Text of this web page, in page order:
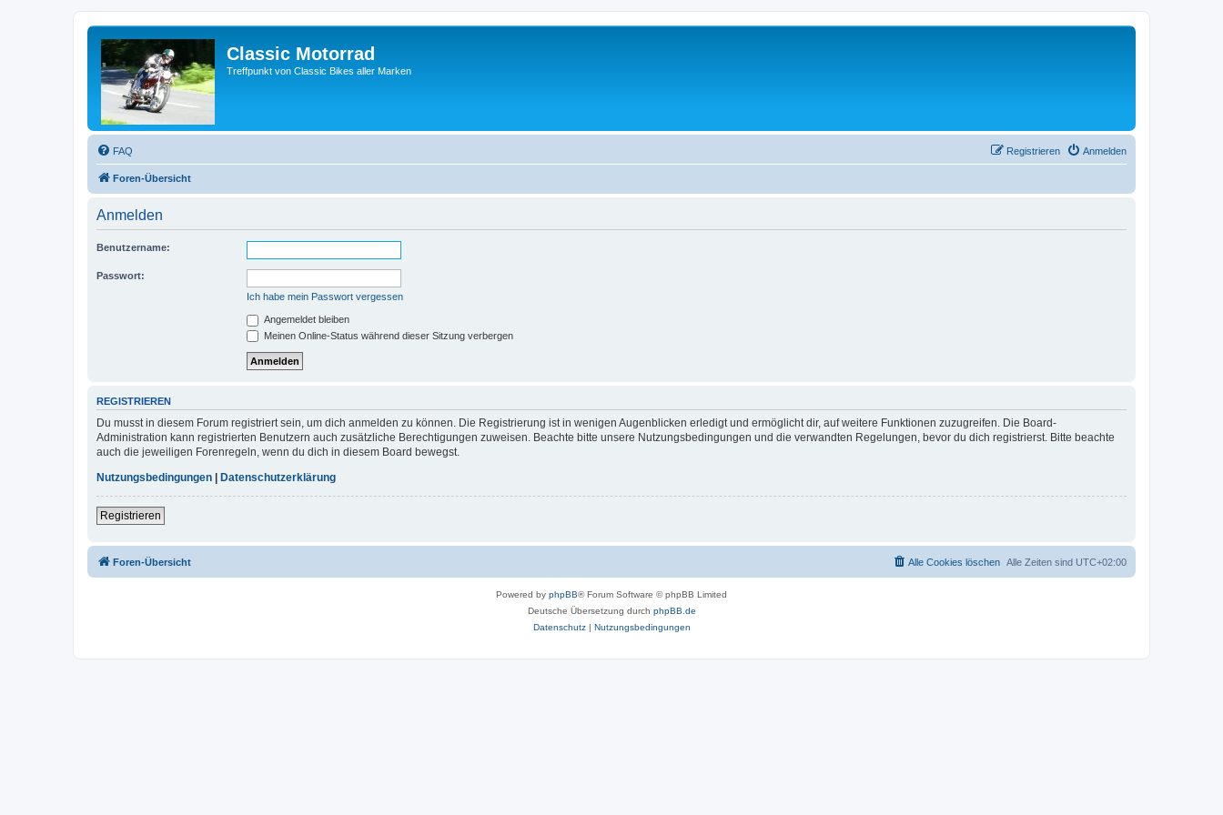
Classic Motorrad
Treffpunkt von Classic Bikes aller Marken
FAQ Anmelden
Registrieren
Foren-Übersicht
Anmelden
Benutzername:
Passwort:
Ich habe mein Passwort vergessen
Angemeldet bleiben
Meinen Online-Status während dieser Sitzung verbergen
REGISTRIEREN
Du musst in diesem Forum registriert sein, um dich anmelden zu können. Die Registrierung ist in wenigen Augenblicken erledigt und ermöglicht dir, auf weitere Funktionen zuzugreifen. Die Board-
Administration kann registrierten Benutzern auch zusätzliche Berechtigungen zuweisen. Beachte bitte unsere Nutzungsbedingungen und die verwandten Regelungen, bevor du dich registrierst. Bitte beachte
auch die jeweiligen Forenregeln, wenn du dich in diesem Board bewegst.
Nutzungsbedingungen | Datenschutzerklärung
Registrieren
Foren-Übersicht Alle Zeiten sind UTC+02:00
Alle Cookies löschen
Powered by phpBB® Forum Software © phpBB Limited
Deutsche Übersetzung durch phpBB.de
Datenschutz| Nutzungsbedingungen